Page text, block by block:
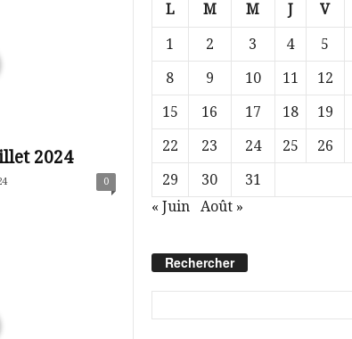
2024
0
L M M J V
1 2 3 4 5
8
9 10 11 12
15
16 17 18 19
22
23 24 25 26
29
30
31
« Juin
Août »
Rechercher